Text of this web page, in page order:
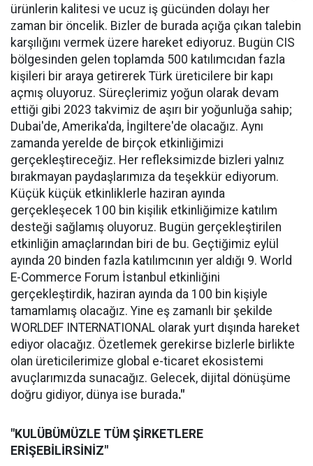
ürünlerin kalitesi ve ucuz iş gücünden dolayı her
zaman bir öncelik. Bizler de burada açığa çıkan talebin
karşılığını vermek üzere hareket ediyoruz. Bugün CIS
bölgesinden gelen toplamda 500 katılımcıdan fazla
kişileri bir araya getirerek Türk üreticilere bir kapı
açmış oluyoruz. Süreçlerimiz yoğun olarak devam
ettiği gibi 2023 takvimiz de aşırı bir yoğunluğa sahip;
Dubai'de, Amerika'da, İngiltere'de olacağız. Aynı
zamanda yerelde de birçok etkinliğimizi
gerçekleştireceğiz. Her refleksimizde bizleri yalnız
bırakmayan paydaşlarımıza da teşekkür ediyorum.
Küçük küçük etkinliklerle haziran ayında
gerçekleşecek 100 bin kişilik etkinliğimize katılım
desteği sağlamış oluyoruz. Bugün gerçekleştirilen
etkinliğin amaçlarından biri de bu. Geçtiğimiz eylül
ayında 20 binden fazla katılımcının yer aldığı 9. World
E-Commerce Forum İstanbul etkinliğini
gerçekleştirdik, haziran ayında da 100 bin kişiyle
tamamlamış olacağız. Yine eş zamanlı bir şekilde
WORLDEF INTERNATIONAL olarak yurt dışında hareket
ediyor olacağız. Özetlemek gerekirse bizlerle birlikte
olan üreticilerimize global e-ticaret ekosistemi
avuçlarımızda sunacağız. Gelecek, dijital dönüşüme
doğru gidiyor, dünya ise burada."
"KULÜBÜMÜZLE TÜM ŞİRKETLERE
ERİŞEBİLİRSİNİZ"